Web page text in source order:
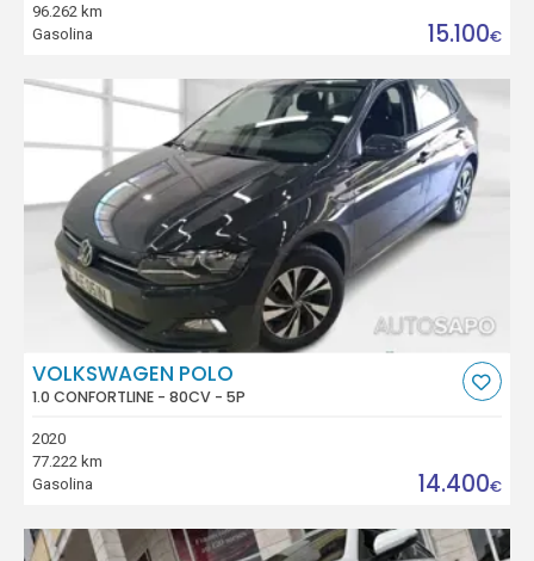
96.262 km
Gasolina
15.100€
VOLKSWAGEN POLO
1.0 CONFORTLINE - 80CV - 5P
2020
77.222 km
Gasolina
14.400€